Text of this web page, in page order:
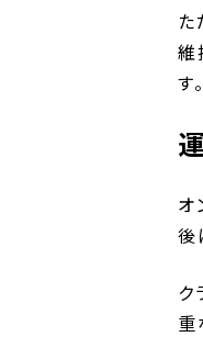
た
維
す。
オ
後
ク
重